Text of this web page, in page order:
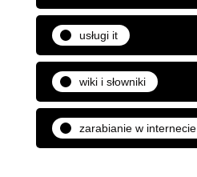
usługi it
wiki i słowniki
zarabianie w internecie